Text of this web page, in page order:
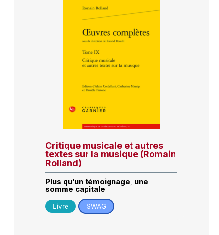
Critique musicale et autres
textes sur la musique (Romain
Rolland)
Plus qu’un témoignage, une
somme capitale
Livre SWAG